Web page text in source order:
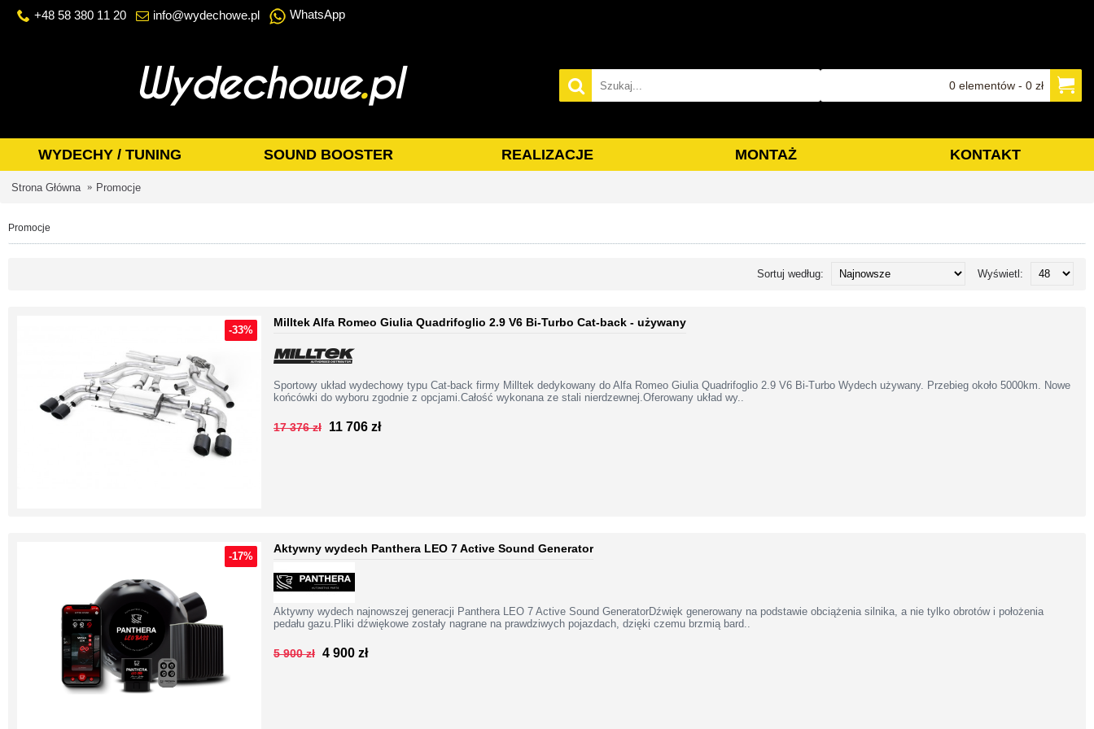
+48 58 380 11 20 info@wydechowe.pl WhatsApp
0 elementów - 0 zł
WYDECHY / TUNING SOUND BOOSTER REALIZACJE MONTAŻ KONTAKT
Strona Główna Promocje
Promocje
Wyświetl:
Sortuj według:
-33%
Milltek Alfa Romeo Giulia Quadrifoglio 2.9 V6 Bi-Turbo Cat-back - używany
Sportowy układ wydechowy typu Cat-back firmy Milltek dedykowany do Alfa Romeo Giulia Quadrifoglio 2.9 V6 Bi-Turbo Wydech używany. Przebieg około 5000km. Nowe
końcówki do wyboru zgodnie z opcjami.Całość wykonana ze stali nierdzewnej.Oferowany układ wy..
17 376 zł 11 706 zł
-17%
Aktywny wydech Panthera LEO 7 Active Sound Generator
Aktywny wydech najnowszej generacji Panthera LEO 7 Active Sound GeneratorDźwięk generowany na podstawie obciążenia silnika, a nie tylko obrotów i położenia
pedału gazu.Pliki dźwiękowe zostały nagrane na prawdziwych pojazdach, dzięki czemu brzmią bard..
5 900 zł 4 900 zł